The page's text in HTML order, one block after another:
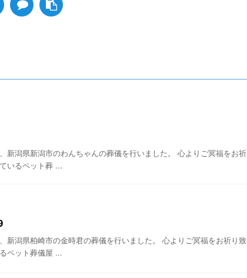
新潟県新潟市のわんちゃんの葬儀を行いました。 心よりご冥福をお祈
いるペット葬 ...
新潟県柏崎市の金時君の葬儀を行いました。 心よりご冥福をお祈り致
ペット葬儀屋 ...